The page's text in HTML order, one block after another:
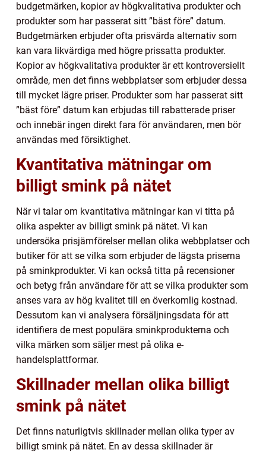
budgetmärken, kopior av högkvalitativa produkter och
produkter som har passerat sitt ”bäst före” datum.
Budgetmärken erbjuder ofta prisvärda alternativ som
kan vara likvärdiga med högre prissatta produkter.
Kopior av högkvalitativa produkter är ett kontroversiellt
område, men det finns webbplatser som erbjuder dessa
till mycket lägre priser. Produkter som har passerat sitt
”bäst före” datum kan erbjudas till rabatterade priser
och innebär ingen direkt fara för användaren, men bör
användas med försiktighet.
Kvantitativa mätningar om
billigt smink på nätet
När vi talar om kvantitativa mätningar kan vi titta på
olika aspekter av billigt smink på nätet. Vi kan
undersöka prisjämförelser mellan olika webbplatser och
butiker för att se vilka som erbjuder de lägsta priserna
på sminkprodukter. Vi kan också titta på recensioner
och betyg från användare för att se vilka produkter som
anses vara av hög kvalitet till en överkomlig kostnad.
Dessutom kan vi analysera försäljningsdata för att
identifiera de mest populära sminkprodukterna och
vilka märken som säljer mest på olika e-
handelsplattformar.
Skillnader mellan olika billigt
smink på nätet
Det finns naturligtvis skillnader mellan olika typer av
billigt smink på nätet. En av dessa skillnader är